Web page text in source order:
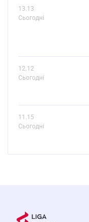
13.13
Сьогодні
12.12
Сьогодні
11.15
Сьогодні